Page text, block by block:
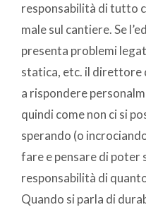
responsabilità di tutto
male sul cantiere. Se
presenta problemi
statica, etc. il direttore
a rispondere
quindi come non ci si
sperando (o
fare e pensare di poter
responsabilità di
Quando si parla di